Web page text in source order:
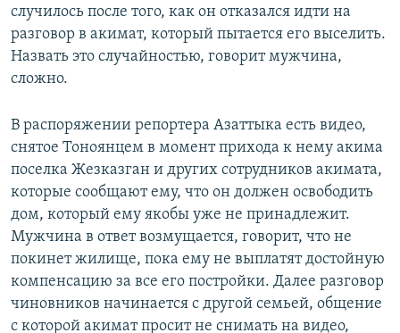
случилось после того, как он отказался идти на
разговор в акимат, который пытается его выселить.
Назвать это случайностью, говорит мужчина,
сложно.
В распоряжении репортера Азаттыка есть видео,
снятое Тоноянцем в момент прихода к нему акима
поселка Жезказган и других сотрудников акимата,
которые сообщают ему, что он должен освободить
дом, который ему якобы уже не принадлежит.
Мужчина в ответ возмущается, говорит, что не
покинет жилище, пока ему не выплатят достойную
компенсацию за все его постройки. Далее разговор
чиновников начинается с другой семьей, общение
с которой акимат просит не снимать на видео,